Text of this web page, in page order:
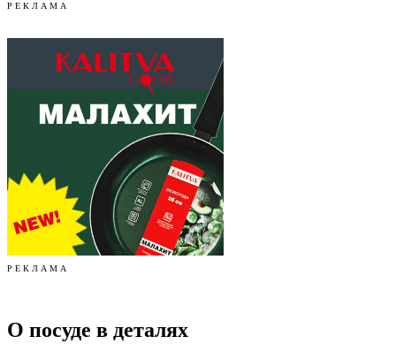
Р Е К Л А М А
Р Е К Л А М А
О посуде в деталях